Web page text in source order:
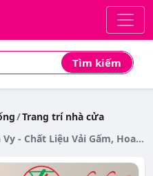
Tìm kiếm
rẻ nhất
Trang trí nhà cửa
Liệu Vải Gấm, Hoa Văn Sang Trọng